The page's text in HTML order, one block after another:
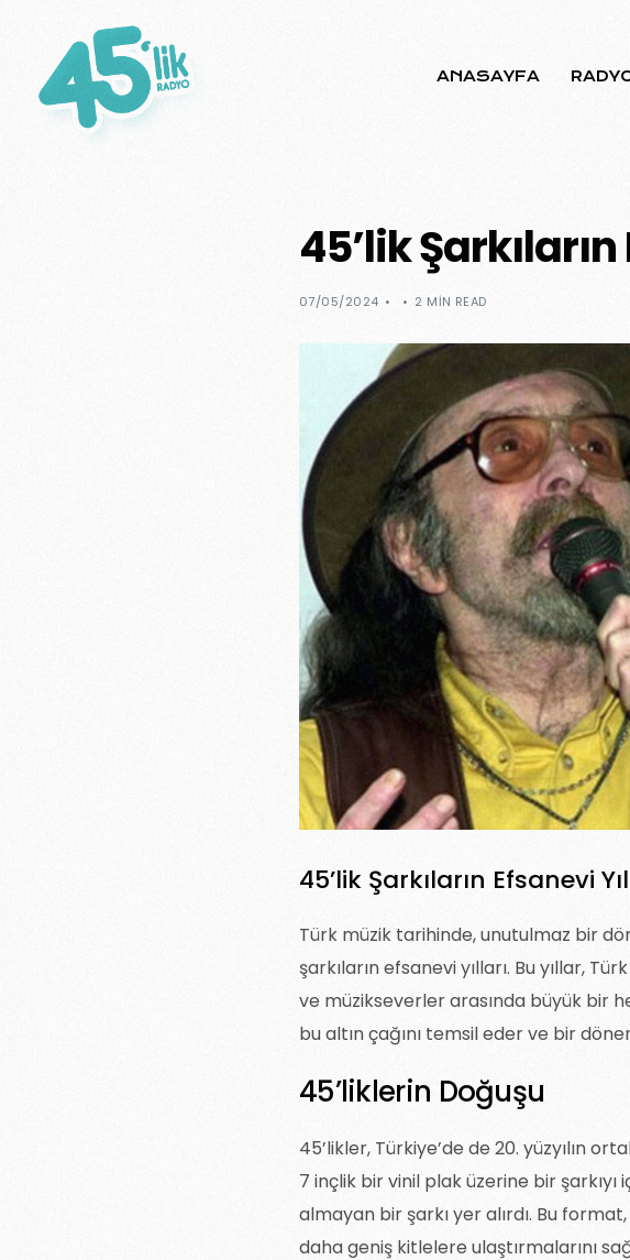
ANASAYFA
45’lik
07/05/2024 2 MIN READ
45’lik Şarkıların Efsanevi
Türk müzik tarihinde, unutulmaz bir
şarkıların efsanevi yılları. Bu yıllar,
ve müzikseverler arasında büyük bir
bu altın çağını temsil eder ve bir
45’liklerin Doğuşu
45’likler, Türkiye’de de 20. yüzyılın
7 inçlik bir vinil plak üzerine bir
almayan bir şarkı yer alırdı. Bu
daha geniş kitlelere ulaştırmalarını